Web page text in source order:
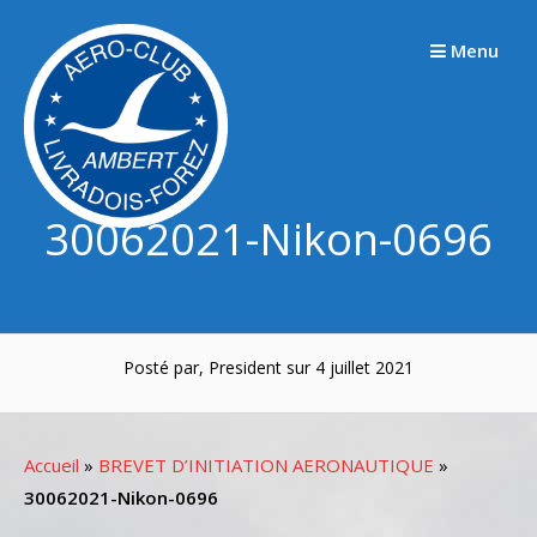
contenu
Menu
30062021-Nikon-0696
Posté par, President sur 4 juillet 2021
Accueil » BREVET D’INITIATION AERONAUTIQUE »
30062021-Nikon-0696